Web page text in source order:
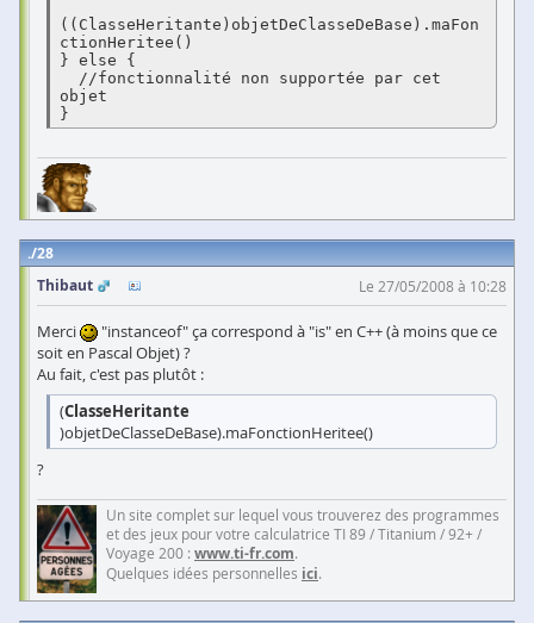
((ClasseHeritante)objetDeClasseDeBase).maFon
ctionHeritee()
} else {
objet
}
28
Thibaut
Le 27/05/2008 à 10:28
Merci
"instanceof" ça correspond à "is" en C++ (à moins que ce
soit en Pascal Objet) ?
Au fait, c'est pas plutôt :
(ClasseHeritante
)objetDeClasseDeBase).maFonctionHeritee()
?
Un site complet sur lequel vous trouverez des programmes
et des jeux pour votre calculatrice TI 89 / Titanium / 92+ /
Voyage 200 : www.ti-fr.com.
Quelques idées personnelles ici.